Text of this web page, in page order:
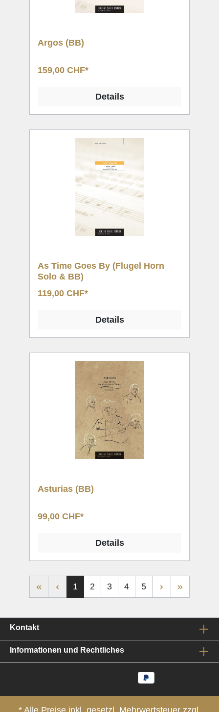
Argos (BB)
159,00 CHF*
Details
As Time Goes By (Flugel Horn
Solo & BB)
119,00 CHF*
Details
Asturias (BB)
99,00 CHF*
Details
1 2 3 4 5
Kontakt
Informationen und Rechtliches